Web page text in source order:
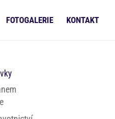
FOTOGALERIE KONTAKT